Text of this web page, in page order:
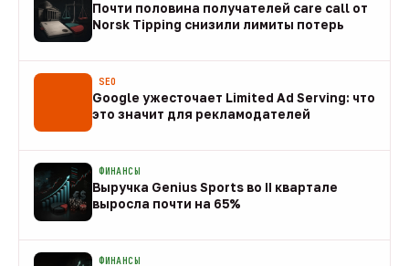
Почти половина получателей care call от
Norsk Tipping снизили лимиты потерь
SEO
Google ужесточает Limited Ad Serving: что
это значит для рекламодателей
ФИНАНСЫ
Выручка Genius Sports во II квартале
выросла почти на 65%
ФИНАНСЫ